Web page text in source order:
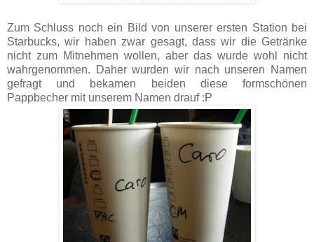
Zum Schluss noch ein Bild von unserer ersten Station bei
Starbucks, wir haben zwar gesagt, dass wir die Getränke
nicht zum Mitnehmen wollen, aber das wurde wohl nicht
wahrgenommen. Daher wurden wir nach unseren Namen
gefragt und bekamen beiden diese formschönen
Pappbecher mit unserem Namen drauf :P